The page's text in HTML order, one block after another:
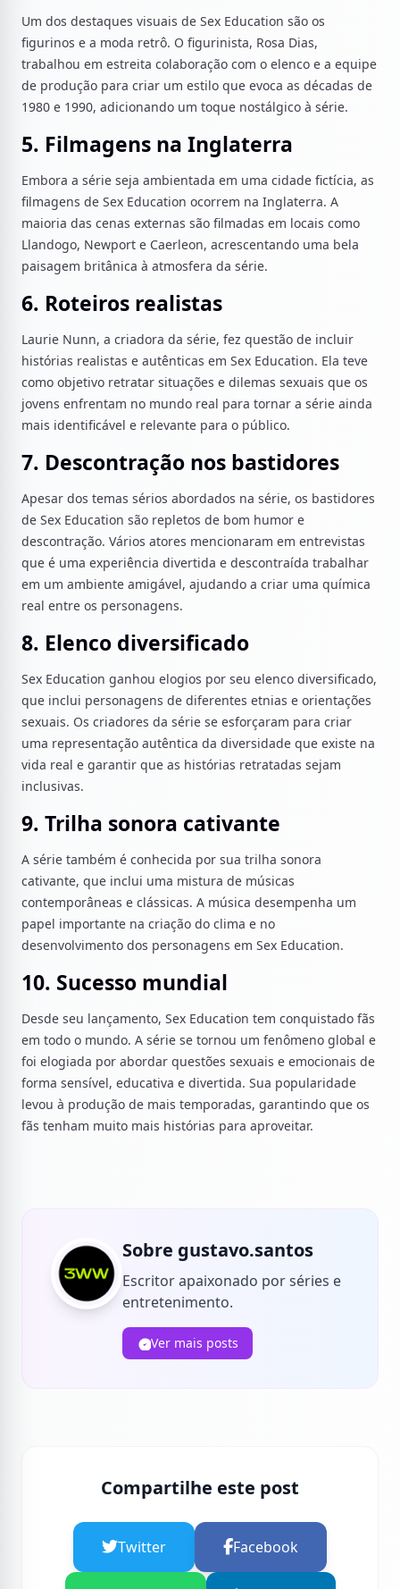
Um dos destaques visuais de Sex Education são os
figurinos e a moda retrô. O figurinista, Rosa Dias,
trabalhou em estreita colaboração com o elenco e a equipe
de produção para criar um estilo que evoca as décadas de
1980 e 1990, adicionando um toque nostálgico à série.
5. Filmagens na Inglaterra
Embora a série seja ambientada em uma cidade fictícia, as
filmagens de Sex Education ocorrem na Inglaterra. A
maioria das cenas externas são filmadas em locais como
Llandogo, Newport e Caerleon, acrescentando uma bela
paisagem britânica à atmosfera da série.
6. Roteiros realistas
Laurie Nunn, a criadora da série, fez questão de incluir
histórias realistas e autênticas em Sex Education. Ela teve
como objetivo retratar situações e dilemas sexuais que os
jovens enfrentam no mundo real para tornar a série ainda
mais identificável e relevante para o público.
7. Descontração nos bastidores
Apesar dos temas sérios abordados na série, os bastidores
de Sex Education são repletos de bom humor e
descontração. Vários atores mencionaram em entrevistas
que é uma experiência divertida e descontraída trabalhar
em um ambiente amigável, ajudando a criar uma química
real entre os personagens.
8. Elenco diversificado
Sex Education ganhou elogios por seu elenco diversificado,
que inclui personagens de diferentes etnias e orientações
sexuais. Os criadores da série se esforçaram para criar
uma representação autêntica da diversidade que existe na
vida real e garantir que as histórias retratadas sejam
inclusivas.
9. Trilha sonora cativante
A série também é conhecida por sua trilha sonora
cativante, que inclui uma mistura de músicas
contemporâneas e clássicas. A música desempenha um
papel importante na criação do clima e no
desenvolvimento dos personagens em Sex Education.
10. Sucesso mundial
Desde seu lançamento, Sex Education tem conquistado fãs
em todo o mundo. A série se tornou um fenômeno global e
foi elogiada por abordar questões sexuais e emocionais de
forma sensível, educativa e divertida. Sua popularidade
levou à produção de mais temporadas, garantindo que os
fãs tenham muito mais histórias para aproveitar.
Sobre gustavo.santos
Escritor apaixonado por séries e
entretenimento.
Ver mais posts
Compartilhe este post
Twitter Facebook